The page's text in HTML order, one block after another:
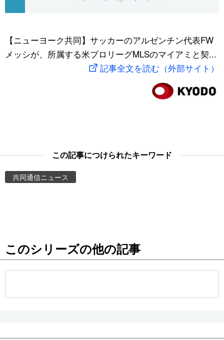
社会
スポーツ・東京2020
旅と暮らし
Images
科学・技術
暮らし
【ニューヨーク共同】サッカーのアルゼンチン代表FW
メッシが、所属する米プロリーグMLSのマイアミと契...
記事全文を読む（外部サイト）
この記事につけられたキーワード
共同通信ニュース
このシリーズの他の記事